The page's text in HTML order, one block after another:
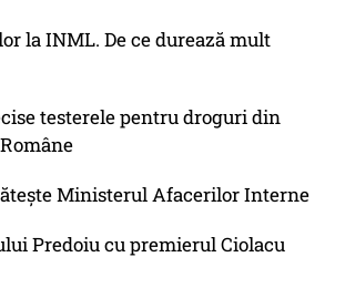
la INML. De ce durează mult
testerele pentru droguri din
Ministerul Afacerilor Interne
Predoiu cu premierul Ciolacu